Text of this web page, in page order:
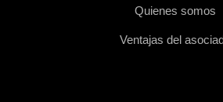
Quienes somos
Ventajas del